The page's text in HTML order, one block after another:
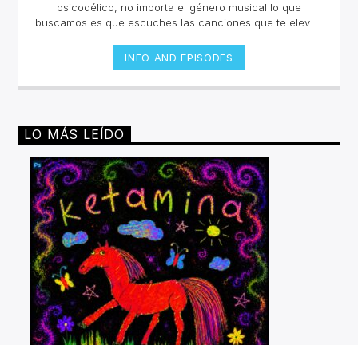
psicodélico, no importa el género musical lo que
buscamos es que escuches las canciones que te eleven
curada por Takeshi López e invitados que nos
compartirán un collage inigualable en la radio
online.Lunes y jueves 12 a 2pm por invencible.net
INFO AND EPISODES
LO MÁS LEÍDO